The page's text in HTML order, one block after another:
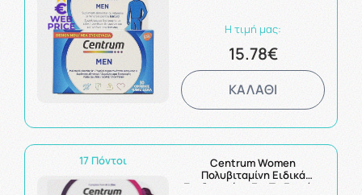
Η τιμή μας:
15.78€
ΚΑΛΑΘΙ
17 Πόντοι
Centrum Women
Πολυβιταμίνη Ειδικά
Σχεδιασμένη Για Τη Γυναίκα